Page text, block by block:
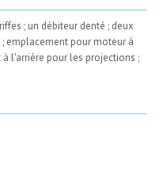
; un débiteur denté ; deux
emplacement pour moteur à
l'arrière pour les projections ;